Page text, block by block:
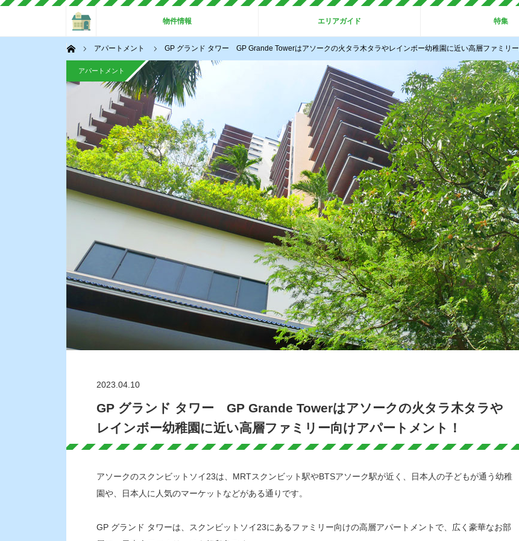
物件情報 エリアガイド 特集
ホーム アパートメント GP グランド タワー GP Grande Towerはアソークの火タラ木タラやレインボー幼稚園に近い高層ファミリー
アパートメント
2023.04.10
GP グランド タワー GP Grande Towerはアソークの火タラ木タラや
レインボー幼稚園に近い高層ファミリー向けアパートメント！
アソークのスクンビットソイ23は、MRTスクンビット駅やBTSアソーク駅が近く、日本人の子どもが通う幼稚
園や、日本人に人気のマーケットなどがある通りです。
GP グランド タワーは、スクンビットソイ23にあるファミリー向けの高層アパートメントで、広く豪華なお部